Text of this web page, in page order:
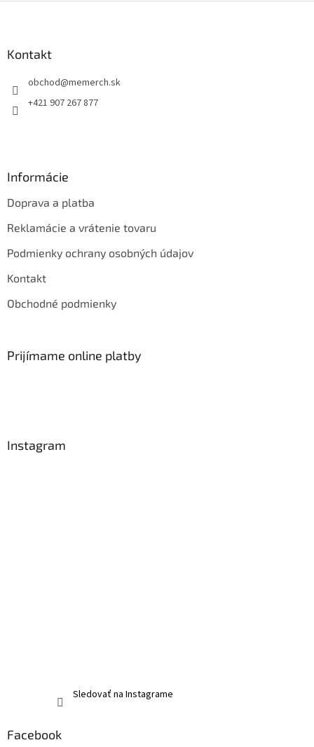
Kontakt
obchod@memerch.sk
+421 907 267 877
Informácie
Doprava a platba
Reklamácie a vrátenie tovaru
Podmienky ochrany osobných údajov
Kontakt
Obchodné podmienky
Prijímame online platby
Instagram
Sledovať na Instagrame
Facebook